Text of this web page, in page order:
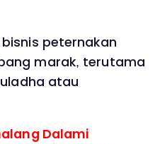
peternakan
marak, terutama
atau
Dalami